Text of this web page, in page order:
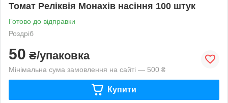
Томат Реліквія Монахів насіння 100 штук
Готово до відправки
Роздріб
50 ₴/упаковка
Мінімальна сума замовлення на сайті — 500 ₴
Купити